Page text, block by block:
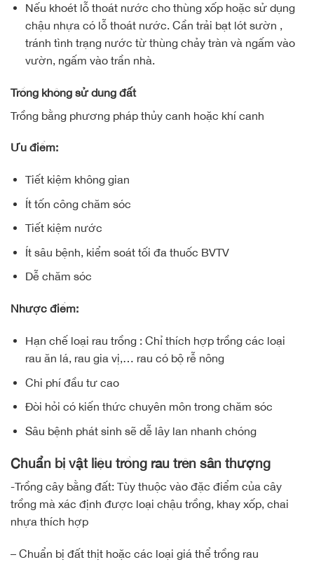
Nếu khoét lỗ thoát nước cho thùng xốp hoặc sử dụng
chậu nhựa có lỗ thoát nước. Cần trải bạt lót sườn ,
tránh tình trạng nước từ thùng chảy tràn và ngấm vào
vườn, ngấm vào trần nhà.
Trồng không sử dụng đất
Trồng bằng phương pháp thủy canh hoặc khí canh
Ưu điểm:
Tiết kiệm không gian
Ít tốn công chăm sóc
Tiết kiệm nước
Ít sâu bệnh, kiểm soát tối đa thuốc BVTV
Dễ chăm sóc
Nhược điểm:
Hạn chế loại rau trồng : Chỉ thích hợp trồng các loại
rau ăn lá, rau gia vị,… rau có bộ rễ nông
Chi phí đầu tư cao
Đòi hỏi có kiến thức chuyên môn trong chăm sóc
Sâu bệnh phát sinh sẽ dễ lây lan nhanh chóng
Chuẩn bị vật liệu trồng rau trên sân thượng
-Trồng cây bằng đất: Tùy thuộc vào đặc điểm của cây
trồng mà xác định được loại chậu trồng, khay xốp, chai
nhựa thích hợp
– Chuẩn bị đất thịt hoặc các loại giá thể trồng rau